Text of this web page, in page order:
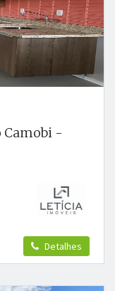
Camobi -
Detalhes